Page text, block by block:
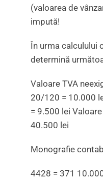
(valoarea de
impută!
În urma calculului
determină
Valoare TVA
20/120 = 10.000
= 9.500 lei
40.500 lei
Monografie
4428 = 371